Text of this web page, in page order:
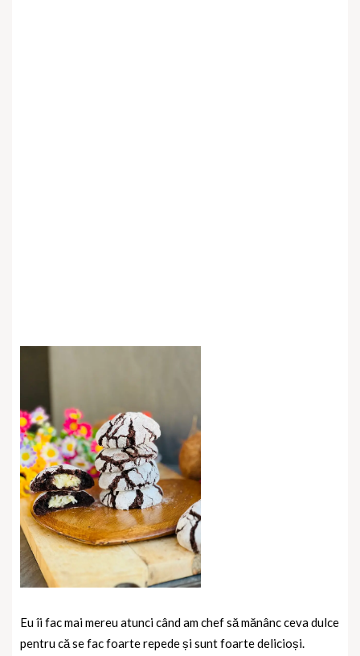
Eu îi fac mai mereu atunci când am chef să mănânc ceva dulce
pentru că se fac foarte repede și sunt foarte delicioși.